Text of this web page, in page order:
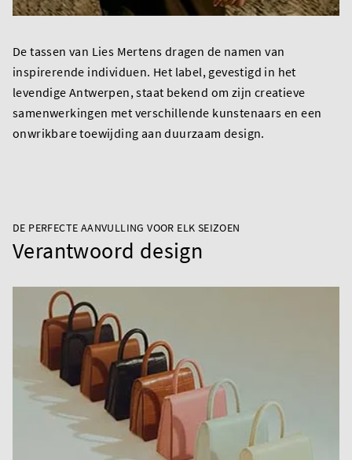
De tassen van Lies Mertens dragen de namen van
inspirerende individuen. Het label, gevestigd in het
levendige Antwerpen, staat bekend om zijn creatieve
samenwerkingen met verschillende kunstenaars en een
onwrikbare toewijding aan duurzaam design.
DE PERFECTE AANVULLING VOOR ELK SEIZOEN
Verantwoord design